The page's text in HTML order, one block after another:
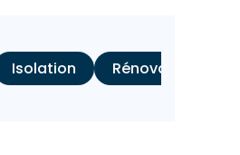
Isolation Rénovation